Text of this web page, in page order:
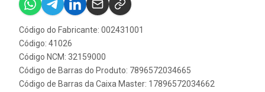
Código do Fabricante: 002431001
Código: 41026
Código NCM: 32159000
Código de Barras do Produto: 7896572034665
Código de Barras da Caixa Master: 17896572034662